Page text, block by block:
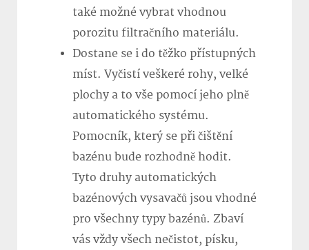
také možné vybrat vhodnou
porozitu filtračního materiálu.
Dostane se i do těžko přístupných
míst. Vyčistí veškeré rohy, velké
plochy a to vše pomocí jeho plně
automatického systému.
Pomocník, který se při čištění
bazénu bude rozhodně hodit.
Tyto druhy automatických
bazénových vysavačů jsou vhodné
pro všechny typy bazénů. Zbaví
vás vždy všech nečistot, písku,